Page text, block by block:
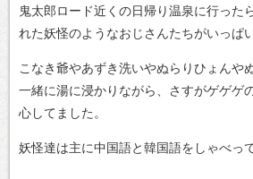
鬼太郎ロード近くの日帰り温泉に行った
れた妖怪のようなおじさんたちがいっぱ
こなき爺やあずき洗いやぬらりひょんや
一緒に湯に浸かりながら、さすがゲゲゲ
心してました。
妖怪達は主に中国語と韓国語をしゃべっ